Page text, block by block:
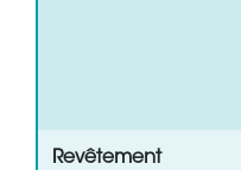
Revêtement